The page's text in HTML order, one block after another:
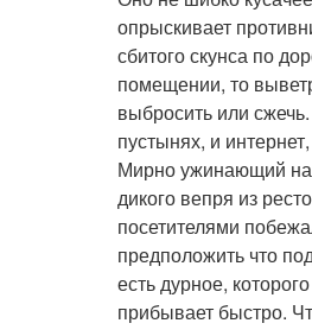
опрыскивает
сбитого скунса по
помещении, то
выбросить или
пустынях, и
Мирно ужинающий
дикого вепря из
посетителями
предположить что
есть дурное,
прибывает быстро.